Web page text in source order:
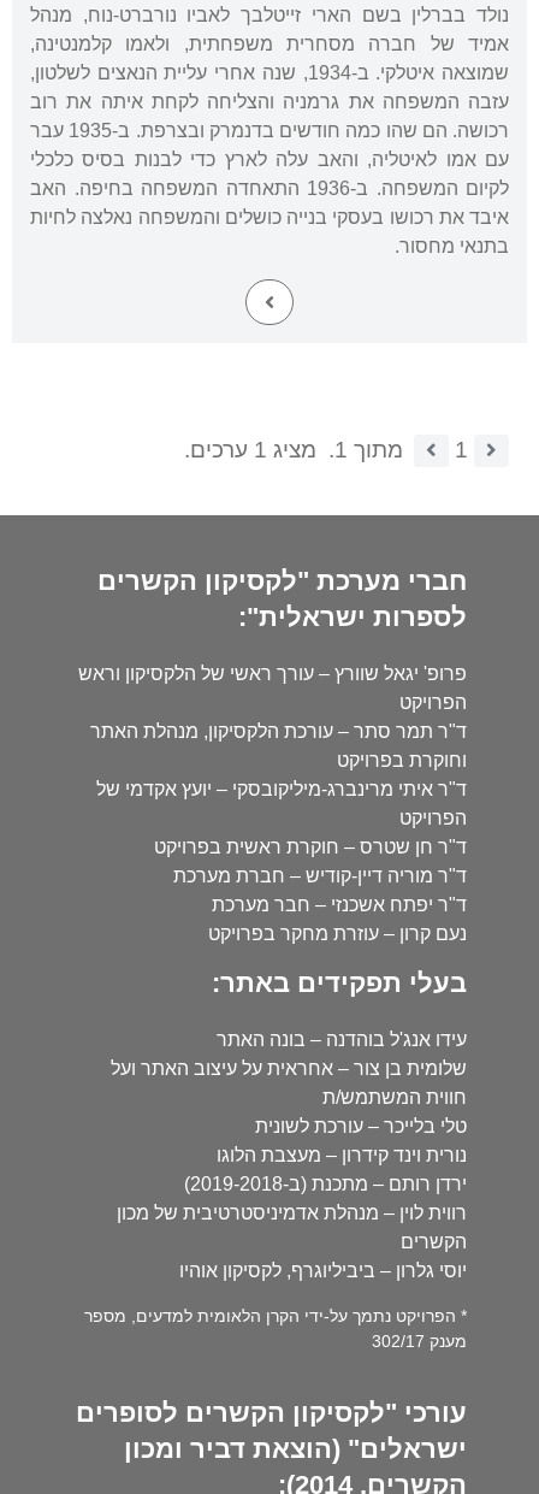
נולד בברלין בשם הארי זייטלבך לאביו נורברט-נוח, מנהל
אמיד של חברה מסחרית משפחתית, ולאמו קלמנטינה,
שמוצאה איטלקי. ב-1934, שנה אחרי עליית הנאצים לשלטון,
עזבה המשפחה את גרמניה והצליחה לקחת איתה את רוב
רכושה. הם שהו כמה חודשים בדנמרק ובצרפת. ב-1935 עבר
עם אמו לאיטליה, והאב עלה לארץ כדי לבנות בסיס כלכלי
לקיום המשפחה. ב-1936 התאחדה המשפחה בחיפה. האב
איבד את רכושו בעסקי בנייה כושלים והמשפחה נאלצה לחיות
בתנאי מחסור.
1 מתוך 1. מציג 1 ערכים.
חברי מערכת "לקסיקון הקשרים
לספרות ישראלית":
פרופ' יגאל שוורץ – עורך ראשי של הלקסיקון וראש
הפרויקט
ד"ר תמר סתר – עורכת הלקסיקון, מנהלת האתר
וחוקרת בפרויקט
ד"ר איתי מרינברג-מיליקובסקי – יועץ אקדמי של
הפרויקט
ד"ר חן שטרס – חוקרת ראשית בפרויקט
ד"ר מוריה דיין-קודיש – חברת מערכת
ד"ר יפתח אשכנזי – חבר מערכת
נעם קרון – עוזרת מחקר בפרויקט
בעלי תפקידים באתר:
עידו אנג'ל בוהדנה – בונה האתר
שלומית בן צור – אחראית על עיצוב האתר ועל
חווית המשתמש/ת
טלי בלייכר – עורכת לשונית
נורית וינד קידרון – מעצבת הלוגו
ירדן רותם – מתכנת (ב-2019-2018)
רווית לוין – מנהלת אדמיניסטרטיבית של מכון
הקשרים
יוסי גלרון – ביביליוגרף, לקסיקון אוהיו
* הפרויקט נתמך על-ידי הקרן הלאומית למדעים, מספר
מענק 302/17
עורכי "לקסיקון הקשרים לסופרים
ישראלים" (הוצאת דביר ומכון
הקשרים, 2014):